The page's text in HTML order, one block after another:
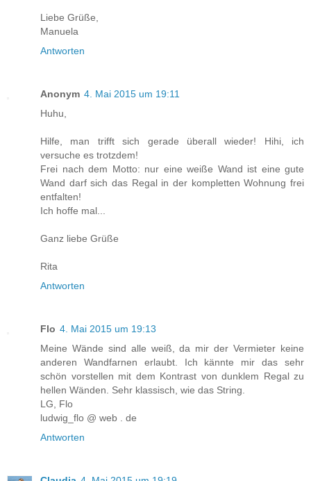
Liebe Grüße,
Manuela
Antworten
Anonym 4. Mai 2015 um 19:11
Huhu,
Hilfe, man trifft sich gerade überall wieder! Hihi, ich
versuche es trotzdem!
Frei nach dem Motto: nur eine weiße Wand ist eine gute
Wand darf sich das Regal in der kompletten Wohnung frei
entfalten!
Ich hoffe mal...
Ganz liebe Grüße
Rita
Antworten
Flo 4. Mai 2015 um 19:13
Meine Wände sind alle weiß, da mir der Vermieter keine
anderen Wandfarnen erlaubt. Ich kännte mir das sehr
schön vorstellen mit dem Kontrast von dunklem Regal zu
hellen Wänden. Sehr klassisch, wie das String.
LG, Flo
ludwig_flo @ web . de
Antworten